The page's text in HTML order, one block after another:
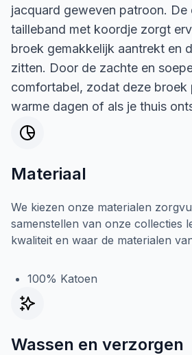
jacquard geweven patroon. De
tailleband met koordje zorgt
broek gemakkelijk aantrekt en
zitten. Door de zachte en
comfortabel, zodat deze broek
warme dagen of als je thuis
Materiaal
We kiezen onze materialen
samenstellen van onze collecties
kwaliteit en waar de materialen
100% Katoen
Wassen en verzorgen